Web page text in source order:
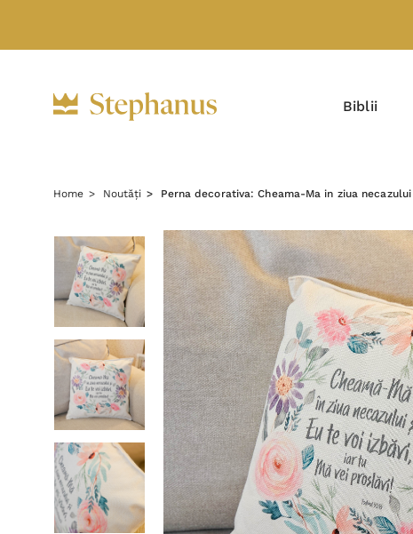
Biblii
Home Noutăți Perna decorativa: Cheama-Ma in ziua